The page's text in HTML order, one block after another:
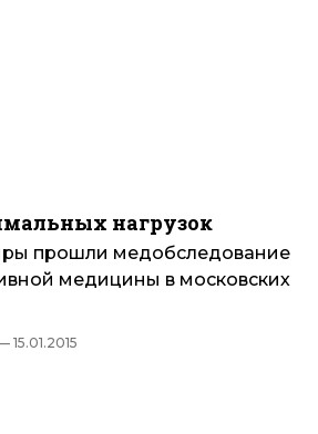
нагрузок
прошли медобследование
медицины в московских
15.01.2015